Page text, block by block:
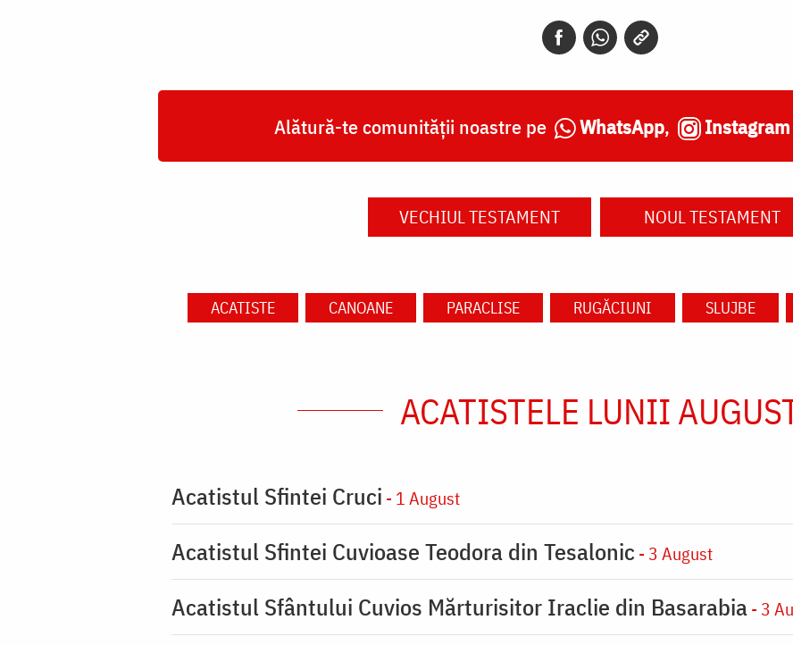
Alătură-te comunității noastre pe WhatsApp, Instagram
VECHIUL TESTAMENT NOUL TESTAMENT
ACATISTE CANOANE PARACLISE RUGĂCIUNI SLUJBE
ACATISTELE LUNII
Acatistul Sfintei Cruci - 1 August
Acatistul Sfintei Cuvioase Teodora din Tesalonic - 3 August
Acatistul Sfântului Cuvios Mărturisitor Iraclie din Basarabia- 3